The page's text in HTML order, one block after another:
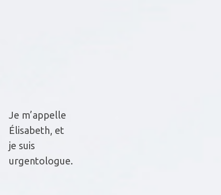
Je m’appelle
Élisabeth, et
je suis
urgentologue.